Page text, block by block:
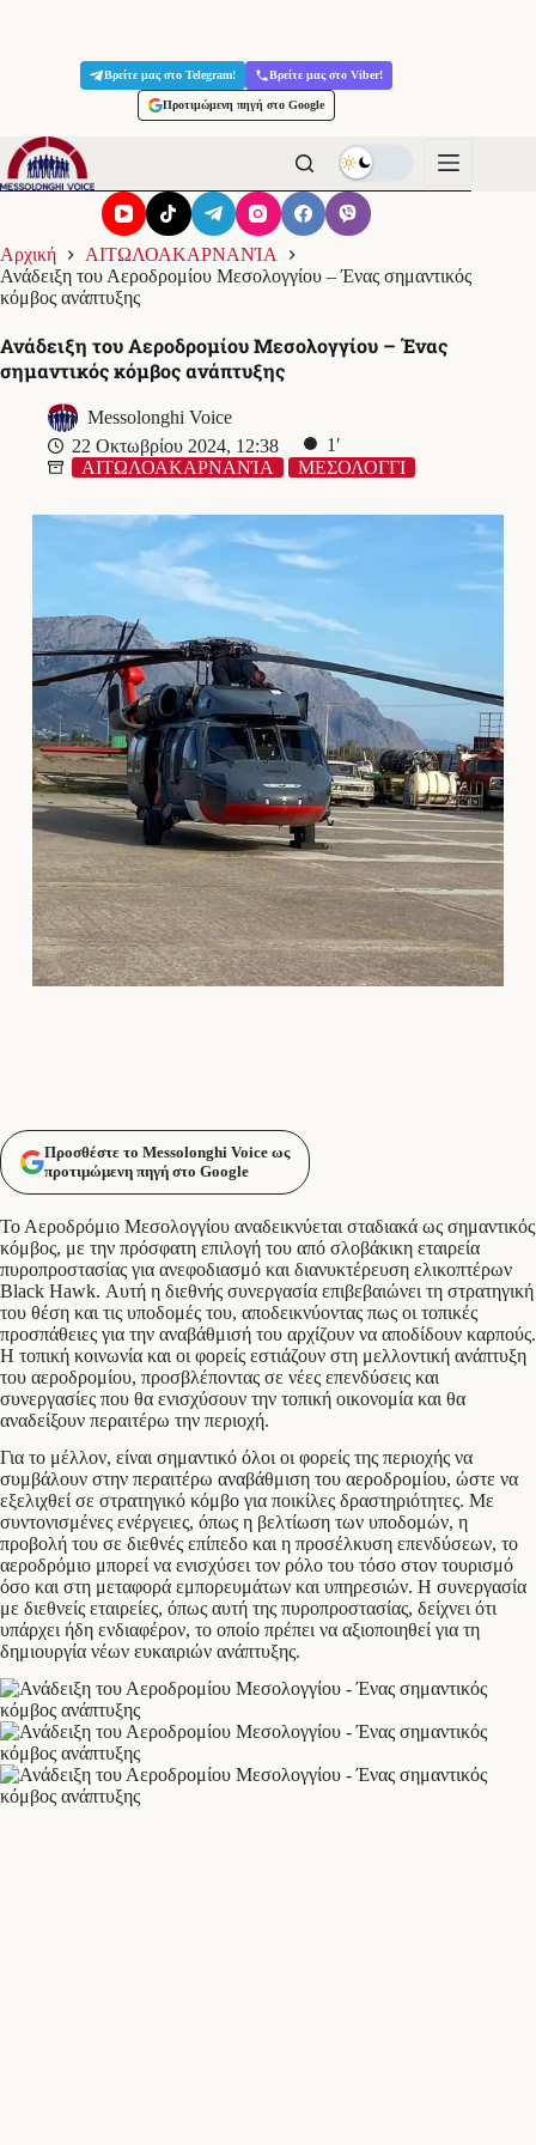
Βρείτε μας στο Telegram! Βρείτε μας στο Viber!
Προτιμώμενη πηγή στο Google
Αρχική
ΑΙΤΩΛΟΑΚΑΡΝΑΝΊΑ
Ανάδειξη του Αεροδρομίου Μεσολογγίου – Ένας σημαντικός
κόμβος ανάπτυξης
Ανάδειξη του Αεροδρομίου Μεσολογγίου – Ένας
σημαντικός κόμβος ανάπτυξης
Messolonghi Voice
22 Οκτωβρίου 2024, 12:38
1′
ΑΙΤΩΛΟΑΚΑΡΝΑΝΊΑ
ΜΕΣΟΛΟΓΓΙ
Προσθέστε το Messolonghi Voice ως
προτιμώμενη πηγή στο Google
Το Αεροδρόμιο Μεσολογγίου αναδεικνύεται σταδιακά ως σημαντικός
κόμβος, με την πρόσφατη επιλογή του από σλοβάκικη εταιρεία
πυροπροστασίας για ανεφοδιασμό και διανυκτέρευση ελικοπτέρων
Black Hawk. Αυτή η διεθνής συνεργασία επιβεβαιώνει τη στρατηγική
του θέση και τις υποδομές του, αποδεικνύοντας πως οι τοπικές
προσπάθειες για την αναβάθμισή του αρχίζουν να αποδίδουν καρπούς.
Η τοπική κοινωνία και οι φορείς εστιάζουν στη μελλοντική ανάπτυξη
του αεροδρομίου, προσβλέποντας σε νέες επενδύσεις και
συνεργασίες που θα ενισχύσουν την τοπική οικονομία και θα
αναδείξουν περαιτέρω την περιοχή.
Για το μέλλον, είναι σημαντικό όλοι οι φορείς της περιοχής να
συμβάλουν στην περαιτέρω αναβάθμιση του αεροδρομίου, ώστε να
εξελιχθεί σε στρατηγικό κόμβο για ποικίλες δραστηριότητες. Με
συντονισμένες ενέργειες, όπως η βελτίωση των υποδομών, η
προβολή του σε διεθνές επίπεδο και η προσέλκυση επενδύσεων, το
αεροδρόμιο μπορεί να ενισχύσει τον ρόλο του τόσο στον τουρισμό
όσο και στη μεταφορά εμπορευμάτων και υπηρεσιών. Η συνεργασία
με διεθνείς εταιρείες, όπως αυτή της πυροπροστασίας, δείχνει ότι
υπάρχει ήδη ενδιαφέρον, το οποίο πρέπει να αξιοποιηθεί για τη
δημιουργία νέων ευκαιριών ανάπτυξης.